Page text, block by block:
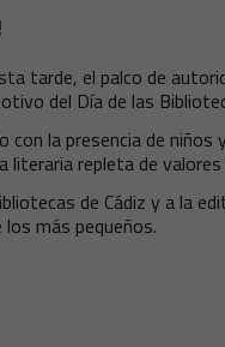
tarde, el palco de
del Día de las
la presencia de
repleta de
de Cádiz y a la
más pequeños.